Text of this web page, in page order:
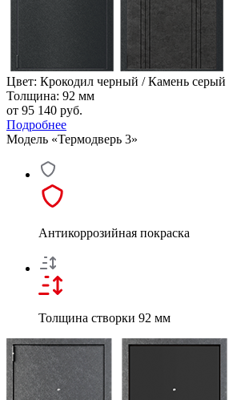
Цвет: Крокодил черный / Камень серый
Толщина: 92 мм
от 95 140 руб.
Подробнее
Модель «Термодверь 3»
Антикоррозийная покраска
Толщина створки 92 мм